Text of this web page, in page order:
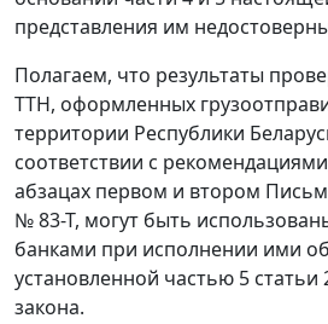
представления им
Полагаем, что результаты
ТТН, оформленных
территории Республики
соответствии с
абзацах первом и втором
№ 83-Т, могут быть
банками при исполнении ими
установленной частью 5
закона.